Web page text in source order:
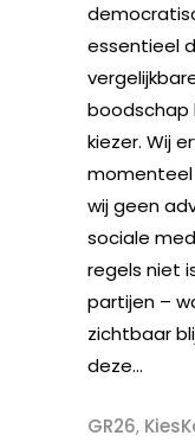
essentieel
boodschap
kiezer. Wij
momenteel
wij geen
sociale
regels niet
partijen –
zichtbaar
deze...
GR26,